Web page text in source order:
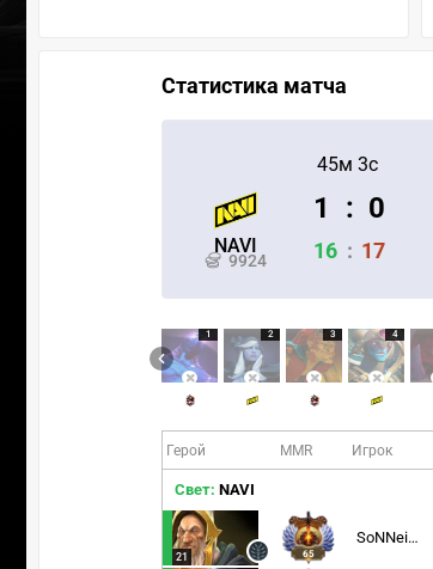
Статистика матча
45м 3с
NAVI
9924
1 : 0
16 : 17
1 2 3 4
Герой MMR Игрок
Свет: NAVI
21 65
SoNNeikO